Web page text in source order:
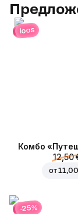
loos
Комбо
12,50
от
-25%